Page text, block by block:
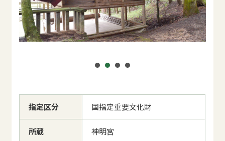
指定区分 国指定重要文化財
所蔵 神明宮